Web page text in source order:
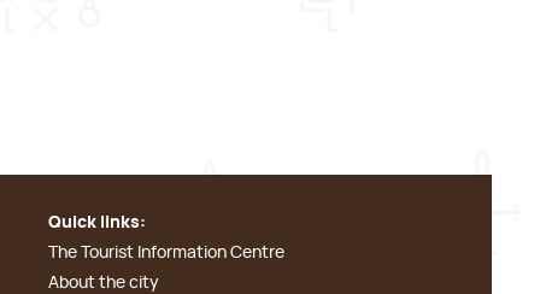
Quick links:
The Tourist Information Centre
About the city